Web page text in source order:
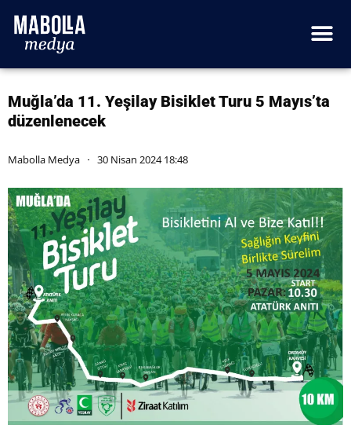
Muğla’da 11. Yeşilay Bisiklet Turu 5 Mayıs’ta
düzenlenecek
Mabolla Medya 30 Nisan 2024 18:48